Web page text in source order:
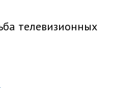
телевизионных